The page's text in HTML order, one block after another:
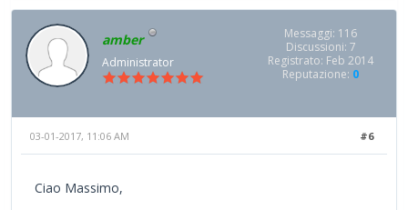
amber
Administrator
Messaggi: 116
Discussioni: 7
Registrato: Feb 2014
Reputazione: 0
#6
03-01-2017, 11:06 AM
Ciao Massimo,